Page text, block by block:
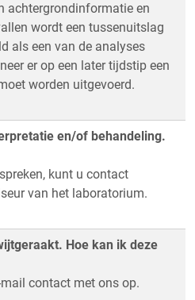
achtergrondinformatie en
wordt een tussenuitslag
als een van de analyses
er op een later tijdstip een
worden uitgevoerd.
en/of behandeling.
kunt u contact
van het laboratorium.
Hoe kan ik deze
contact met ons op.